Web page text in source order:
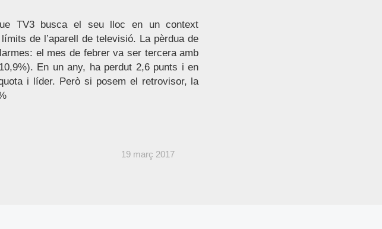
TV3 busca el seu lloc en un context
de l’aparell de televisió. La pèrdua de
el mes de febrer va ser tercera amb
En un any, ha perdut 2,6 punts i en
i líder. Però si posem el retrovisor, la
19 març 2017